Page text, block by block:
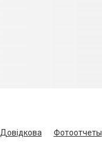
Довідкова
Фотоотчеты